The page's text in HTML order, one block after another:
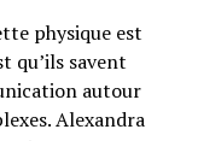
physique est
qu’ils savent
autour
Alexandra